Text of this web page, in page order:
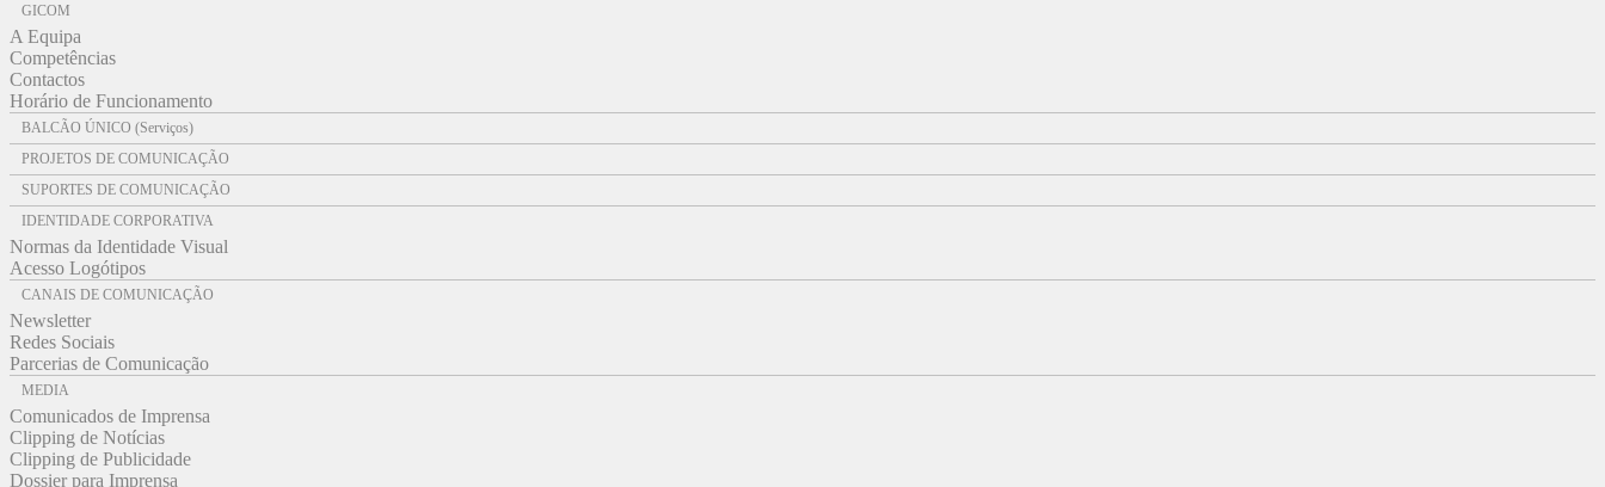
GICOM
A Equipa
Competências
Contactos
Horário de Funcionamento
BALCÃO ÚNICO (Serviços)
PROJETOS DE COMUNICAÇÃO
SUPORTES DE COMUNICAÇÃO
IDENTIDADE CORPORATIVA
Normas da Identidade Visual
Acesso Logótipos
CANAIS DE COMUNICAÇÃO
Newsletter
Redes Sociais
Parcerias de Comunicação
MEDIA
Comunicados de Imprensa
Clipping de Notícias
Clipping de Publicidade
Dossier para Imprensa